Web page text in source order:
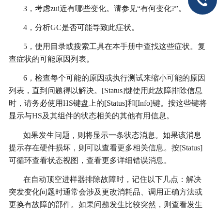
3，考虑zui近有哪些变化。请参见“有何变化?”。
4，分析GC是否可能导致此症状。
5，使用目录或搜索工具在本手册中查找这些症状。复
查症状的可能原因列表。
6，检查每个可能的原因或执行测试来缩小可能的原因
列表，直到问题得以解决。[Status]键使用此故障排除信息
时，请务必使用HS键盘上的[Status]和[Info]键。按这些键将
显示与HS及其组件的状态相关的其他有用信息。
如果发生问题，则将显示一条状态消息。如果该消息
提示存在硬件损坏，则可以查看更多相关信息。按[Status]
可循环查看状态视图，查看更多详细错误消息。
在自动顶空进样器排除故障时，记住以下几点：解决
突发变化问题时通常会涉及更改消耗品、调用正确方法或
更换有故障的部件。如果问题发生比较突然，则查看发生